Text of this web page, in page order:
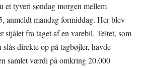
et tyveri søndag morgen mellem
anmeldt mandag formiddag. Her blev
stjålet fra taget af en varebil. Teltet, som
direkte op på tagbøjler, havde
samlet værdi på omkring 20.000